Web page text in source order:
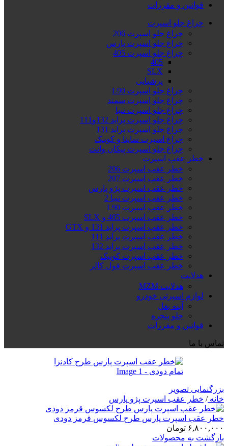
قوانین و مقررات
چراغ جلو اسپرت
چراغ جلو اسپرت 206
چراغ جلو اسپرت پارس
چراغ جلو اسپرت 405
405
SLX
پرشیایی
چراغ جلو اسپرت L90
چراغ جلو اسپرت سمند
چراغ جلو اسپرت تیبا
چراغ جلو اسپرت پراید 132و111
چراغ جلو اسپرت پراید 131
چراغ اسپرت ساینا و کوییک
چراغ جلو اسپرت پیکان وانت
خطر عقب اسپرت
خطر عقب اسپرت 206
خطر عقب اسپرت 207
خطر عقب اسپرت پژو پارس
خطر عقب اسپرت تیبا 2
خطر عقب اسپرت L90
خطر عقب اسپرت 405 و SLX
خطر عقب اسپرت پراید 131 و GTX
خطر عقب اسپرت پراید 111
خطر عقب اسپرت پراید 132
خطر عقب اسپرت کوییک
خطر عقب اسپرت فول کالر
هدلایت
هدلایت MZM
لوازم اسپرتی خودرو
آینه بغل
جلو پنجره
قوانین و مقررات
تماس با ما
بزرگنمایی تصویر
خانه/ خطر عقب اسپرت پژو پارس
خطر عقب اسپرت پارس طرح لکسوس قرمز دودی
۶,۸۰۰,۰۰۰ تومان
بازگشت به محصولات